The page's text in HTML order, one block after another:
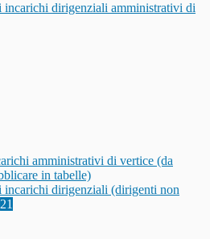
incarichi dirigenziali amministrativi di
amministrativi di vertice (da
in tabelle)
incarichi dirigenziali (dirigenti non
21